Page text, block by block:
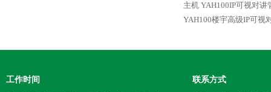
主机 YAH100IP可视对讲
YAH100楼宇高级IP可视
工作时间 联系方式